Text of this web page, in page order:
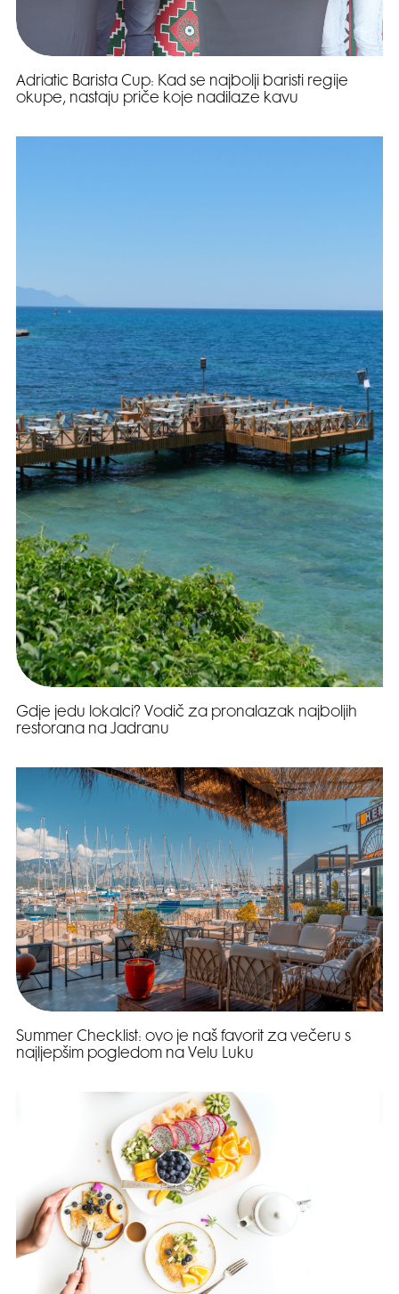
Adriatic Barista Cup: Kad se najbolji baristi regije
okupe, nastaju priče koje nadilaze kavu
Gdje jedu lokalci? Vodič za pronalazak najboljih
restorana na Jadranu
Summer Checklist: ovo je naš favorit za večeru s
najljepšim pogledom na Velu Luku